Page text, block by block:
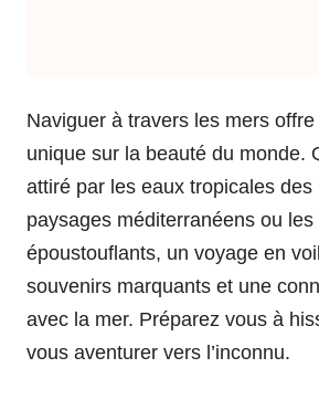
Naviguer à travers les mers
unique sur la beauté du monde.
attiré par les eaux tropicales
paysages méditerranéens ou les
époustouflants, un voyage en
souvenirs marquants et une
avec la mer. Préparez vous à
vous aventurer vers l’inconnu.